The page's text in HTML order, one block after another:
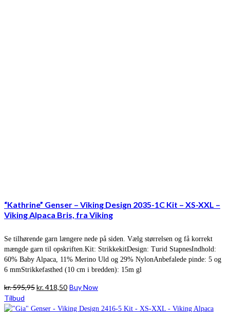
“Kathrine” Genser – Viking Design 2035-1C Kit – XS-XXL –
Viking Alpaca Bris, fra Viking
Se tilhørende garn længere nede på siden. Vælg størrelsen og få korrekt
mængde garn til opskriften.Kit: StrikkekitDesign: Turid StapnesIndhold:
60% Baby Alpaca, 11% Merino Uld og 29% NylonAnbefalede pinde: 5 og
6 mmStrikkefasthed (10 cm i bredden): 15m gl
kr.595,95Den
pris
kr.418,50Den
pris
Buy Now
Tilbud